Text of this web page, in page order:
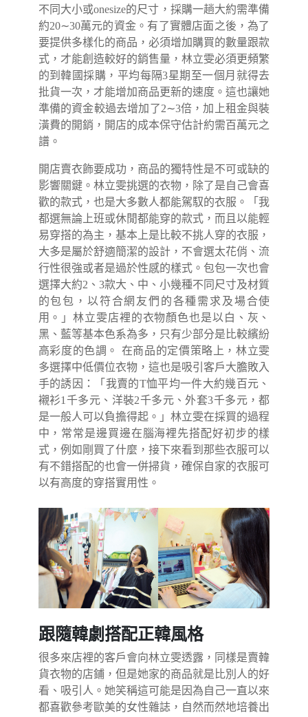
不同大小或onesize的尺寸，採購一趟大約需準備
約20∼30萬元的資金。有了實體店面之後，為了
要提供多樣化的商品，必須增加購買的數量跟款
式，才能創造較好的銷售量，林立雯必須更頻繁
的到韓國採購，平均每隔3星期至一個月就得去
批貨一次，才能增加商品更新的速度。這也讓她
準備的資金較過去增加了2∼3倍，加上租金與裝
潢費的開銷，開店的成本保守估計約需百萬元之
譜。
開店賣衣飾要成功，商品的獨特性是不可或缺的
影響關鍵。林立雯挑選的衣物，除了是自己會喜
歡的款式，也是大多數人都能駕馭的衣服。「我
都選無論上班或休閒都能穿的款式，而且以能輕
易穿搭的為主，基本上是比較不挑人穿的衣服，
大多是屬於舒適簡潔的設計，不會選太花俏、流
行性很強或者是過於性感的樣式。包包一次也會
選擇大約2、3款大、中、小幾種不同尺寸及材質
的包包，以符合網友們的各種需求及場合使
用。」林立雯店裡的衣物顏色也是以白、灰、
黑、藍等基本色系為多，只有少部分是比較繽紛
高彩度的色調。 在商品的定價策略上，林立雯
多選擇中低價位衣物，這也是吸引客戶大膽敗入
手的誘因：「我賣的T恤平均一件大約幾百元、
襯衫1千多元、洋裝2千多元、外套3千多元，都
是一般人可以負擔得起。」林立雯在採買的過程
中，常常是邊買邊在腦海裡先搭配好初步的樣
式，例如剛買了什麼，接下來看到那些衣服可以
有不錯搭配的也會一併掃貨，確保自家的衣服可
以有高度的穿搭實用性。
跟隨韓劇搭配正韓風格
很多來店裡的客戶會向林立雯透露，同樣是賣韓
貨衣物的店鋪，但是她家的商品就是比別人的好
看、吸引人。她笑稱這可能是因為自己一直以來
都喜歡參考歐美的女性雜誌，自然而然地培養出